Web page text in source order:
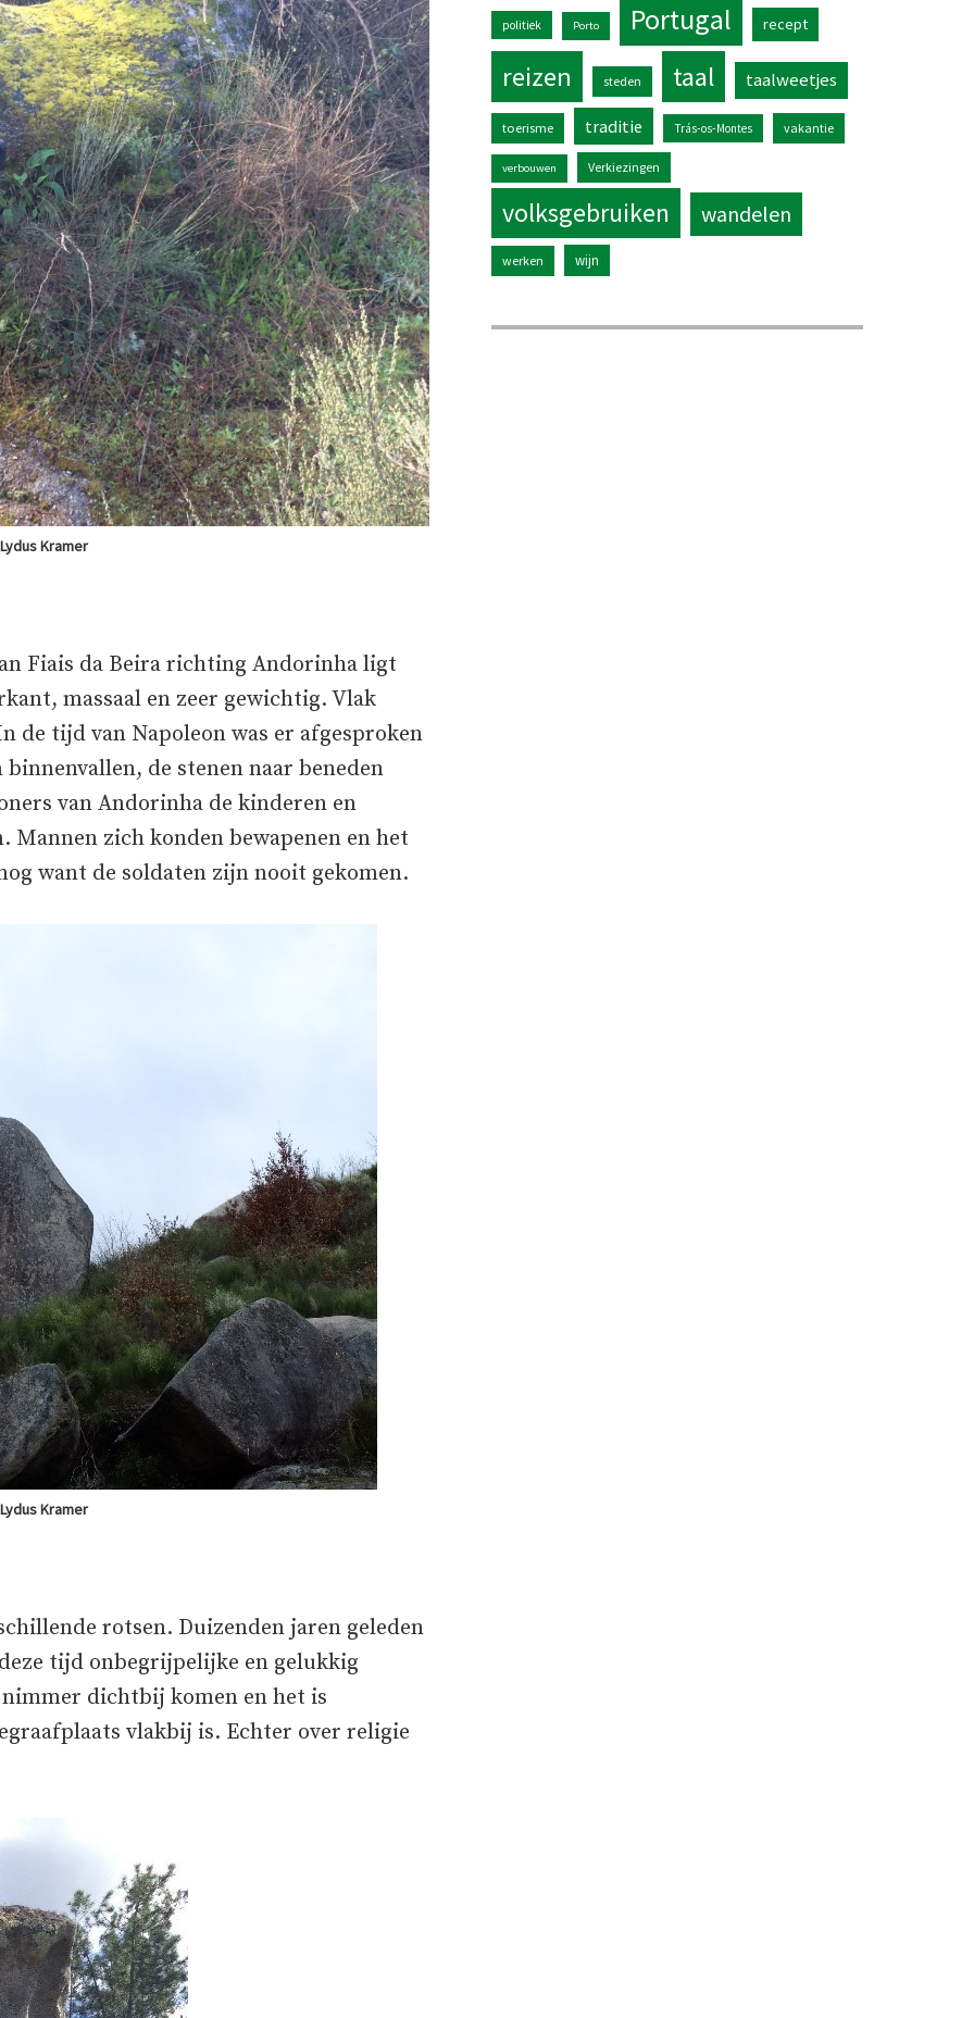
Kramer
Fiais da Beira richting Andorinha ligt
massaal en zeer gewichtig. Vlak
de tijd van Napoleon was er afgesproken
de stenen naar beneden
van Andorinha de kinderen en
zich konden bewapenen en het
want de soldaten zijn nooit gekomen.
Kramer
rotsen. Duizenden jaren geleden
tijd onbegrijpelijke en gelukkig
dichtbij komen en het is
vlakbij is. Echter over religie
politiek Porto Portugal recept
reizen steden taal taalweetjes
toerisme traditie Trás-os-Montes vakantie
verbouwen Verkiezingen
volksgebruiken wandelen
werken wijn